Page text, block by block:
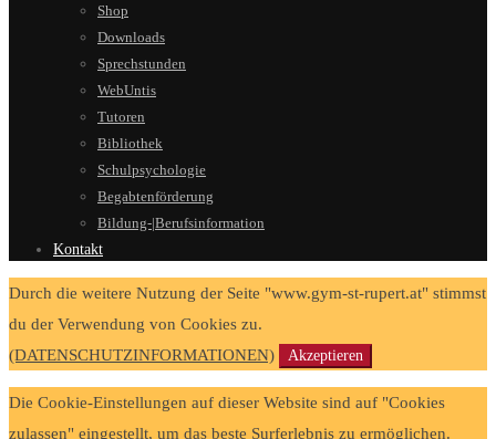
Shop
Downloads
Sprechstunden
WebUntis
Tutoren
Bibliothek
Schulpsychologie
Begabtenförderung
Bildung-|Berufsinformation
Kontakt
Durch die weitere Nutzung der Seite "www.gym-st-rupert.at" stimmst
du der Verwendung von Cookies zu.
(DATENSCHUTZINFORMATIONEN)
Akzeptieren
Die Cookie-Einstellungen auf dieser Website sind auf "Cookies
zulassen" eingestellt, um das beste Surferlebnis zu ermöglichen.